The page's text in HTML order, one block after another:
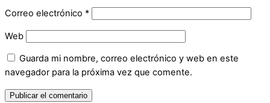
Correo electrónico *
Web
Guarda mi nombre, correo electrónico y web en este
navegador para la próxima vez que comente.